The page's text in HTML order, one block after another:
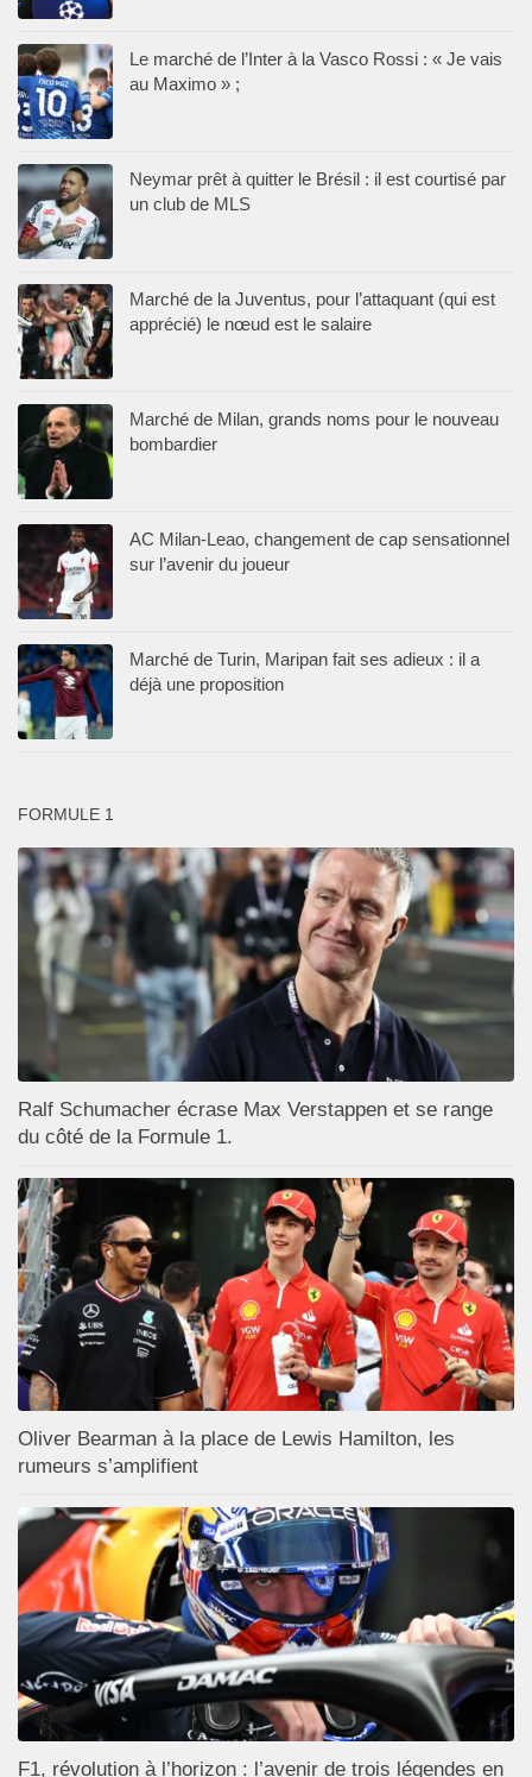
Le marché de l’Inter à la Vasco Rossi : « Je vais
au Maximo » ;
Neymar prêt à quitter le Brésil : il est courtisé par
un club de MLS
Marché de la Juventus, pour l’attaquant (qui est
apprécié) le nœud est le salaire
Marché de Milan, grands noms pour le nouveau
bombardier
AC Milan-Leao, changement de cap sensationnel
sur l’avenir du joueur
Marché de Turin, Maripan fait ses adieux : il a
déjà une proposition
FORMULE 1
Ralf Schumacher écrase Max Verstappen et se range
du côté de la Formule 1.
Oliver Bearman à la place de Lewis Hamilton, les
rumeurs s’amplifient
F1, révolution à l’horizon : l’avenir de trois légendes en